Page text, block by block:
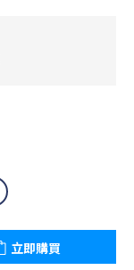
立即購買